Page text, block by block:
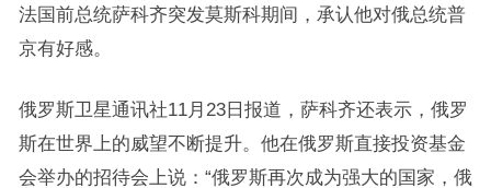
法国前总统萨科齐突发莫斯科期间，承认他对俄总统普
京有好感。
俄罗斯卫星通讯社11月23日报道，萨科齐还表示，俄罗
斯在世界上的威望不断提升。他在俄罗斯直接投资基金
会举办的招待会上说：“俄罗斯再次成为强大的国家，俄